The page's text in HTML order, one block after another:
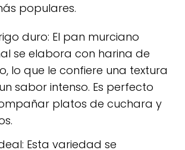
populares.
duro: El pan murciano
se elabora con harina de
lo que le confiere una textura
sabor intenso. Es perfecto
platos de cuchara y
Esta variedad se